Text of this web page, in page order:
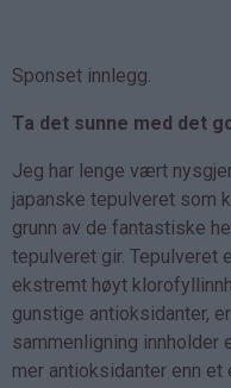
Sponset innlegg.
Ta det sunne med det
Jeg har lenge vært
japanske tepulveret som
grunn av de fantastiske
tepulveret gir. Tepulveret
ekstremt høyt
gunstige antioksidanter,
sammenligning innholder
mer antioksidanter enn